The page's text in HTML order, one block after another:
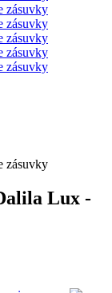
Lux -